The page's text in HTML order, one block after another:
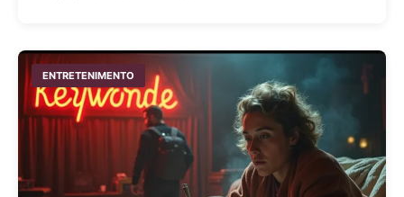
ENTRETENIMENTO